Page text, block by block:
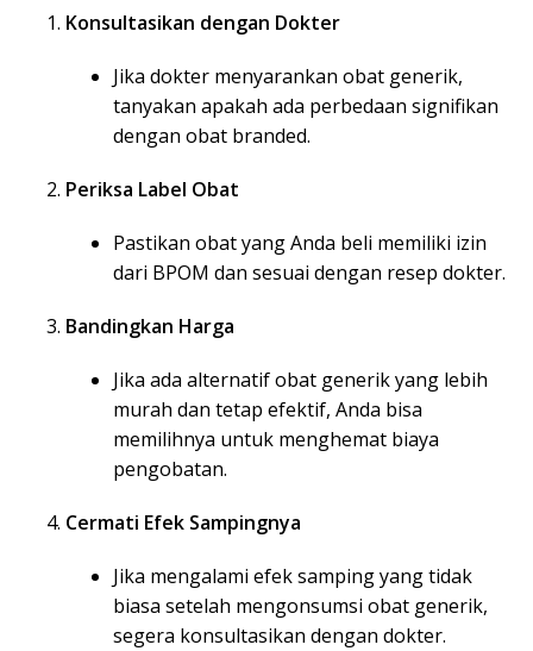
Konsultasikan dengan Dokter
Jika dokter menyarankan obat generik,
tanyakan apakah ada perbedaan signifikan
dengan obat branded.
Periksa Label Obat
Pastikan obat yang Anda beli memiliki izin
dari BPOM dan sesuai dengan resep dokter.
Bandingkan Harga
Jika ada alternatif obat generik yang lebih
murah dan tetap efektif, Anda bisa
memilihnya untuk menghemat biaya
pengobatan.
Cermati Efek Sampingnya
Jika mengalami efek samping yang tidak
biasa setelah mengonsumsi obat generik,
segera konsultasikan dengan dokter.